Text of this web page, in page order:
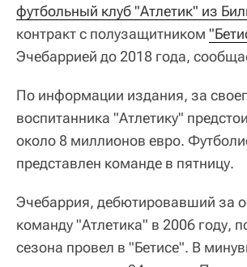
футбольный клуб "Атлетик" из
контракт с полузащитником
Эчебаррией до 2018 года,
По информации издания, за
воспитанника "Атлетику"
около 8 миллионов евро.
представлен команде в пятницу.
Эчебаррия, дебютировавший за
команду "Атлетика" в 2006 году,
сезона провел в "Бетисе". В